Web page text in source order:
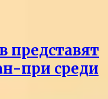
представят
при среди